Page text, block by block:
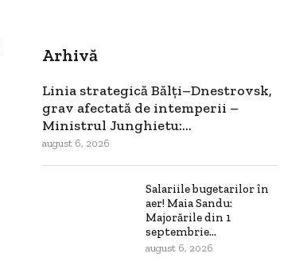
Arhivă
Linia strategică Bălți–Dnestrovsk,
grav afectată de intemperii –
Ministrul Junghietu:...
august 6, 2026
Salariile bugetarilor în
aer! Maia Sandu:
Majorările din 1
septembrie...
august 6, 2026